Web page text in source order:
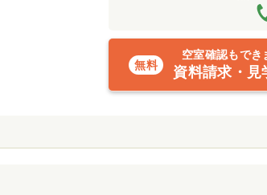
空室確認もでき
資料請求・見